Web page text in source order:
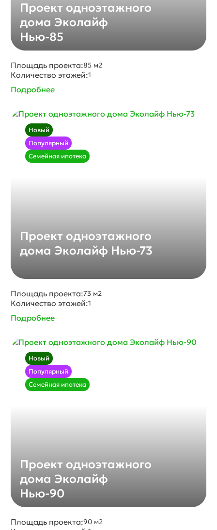
Проект одноэтажного
дома Эколайф
Нью-85
Площадь проекта:85 м2
Количество этажей:1
Подробнее
Новый
Популярный
Семейная ипотека
Проект одноэтажного
дома Эколайф Нью-73
Площадь проекта:73 м2
Количество этажей:1
Подробнее
Новый
Популярный
Семейная ипотека
Проект одноэтажного
дома Эколайф
Нью-90
Площадь проекта:90 м2